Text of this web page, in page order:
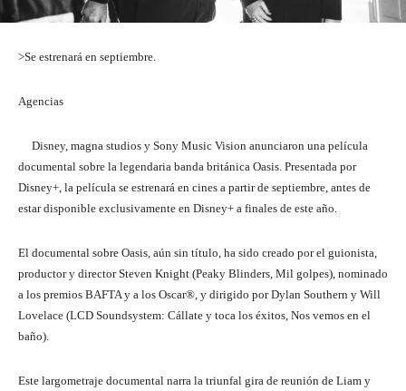
>Se estrenará en septiembre.
Agencias
Disney, magna studios y Sony Music Vision anunciaron una película
documental sobre la legendaria banda británica Oasis. Presentada por
Disney+, la película se estrenará en cines a partir de septiembre, antes de
estar disponible exclusivamente en Disney+ a finales de este año.
El documental sobre Oasis, aún sin título, ha sido creado por el guionista,
productor y director Steven Knight (Peaky Blinders, Mil golpes), nominado
a los premios BAFTA y a los Oscar®, y dirigido por Dylan Southern y Will
Lovelace (LCD Soundsystem: Cállate y toca los éxitos, Nos vemos en el
baño).
Este largometraje documental narra la triunfal gira de reunión de Liam y